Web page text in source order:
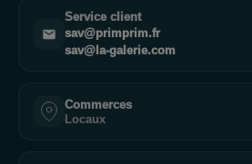
Service client
sav@primprim.fr
sav@la-galerie.com
Commerces
Locaux